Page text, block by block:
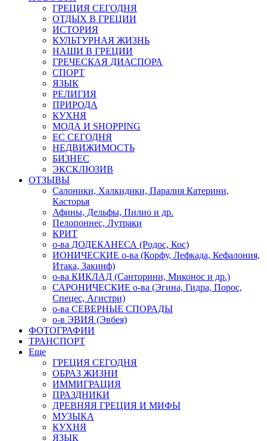
ГРЕЦИЯ СЕГОДНЯ
ОТДЫХ В ГРЕЦИИ
ИСТОРИЯ
КУЛЬТУРНАЯ ЖИЗНЬ
НАШИ В ГРЕЦИИ
ГРЕЧЕСКАЯ ДИАСПОРА
СПОРТ
ЯЗЫК
РЕЛИГИЯ
ПРИРОДА
КУХНЯ
МОДА И SHOPPING
ЕС СЕГОДНЯ
НЕДВИЖИМОСТЬ
БИЗНЕС
ЭКСКЛЮЗИВ
ОТЗЫВЫ
Салоники, Халкидики, Паралия Катерини,
Касторья
Афины, Дельфы, Пилио и др.
Пелопоннес, Лутраки
КРИТ
о-ва ДОДЕКАНЕСА (Родос, Кос)
ИОНИЧЕСКИЕ о-ва (Корфу, Лефкада, Кефалония,
Итака, Закинф)
о-ва КИКЛАД (Санторини, Миконос и др.)
САРОНИЧЕСКИЕ о-ва (Эгина, Гидра, Порос,
Спецес, Агистри)
о-ва СЕВЕРНЫЕ СПОРАДЫ
о-в ЭВИЯ (Эвбея)
ФОТОГРАФИИ
ТРАНСПОРТ
Еще
ГРЕЦИЯ СЕГОДНЯ
ОБРАЗ ЖИЗНИ
ИММИГРАЦИЯ
ПРАЗДНИКИ
ДРЕВНЯЯ ГРЕЦИЯ И МИФЫ
МУЗЫКА
КУХНЯ
ЯЗЫК